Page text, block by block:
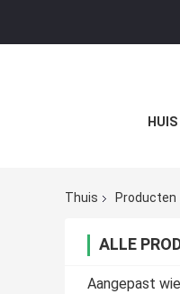
HUIS
Thuis Producten
ALLE
Aangepast